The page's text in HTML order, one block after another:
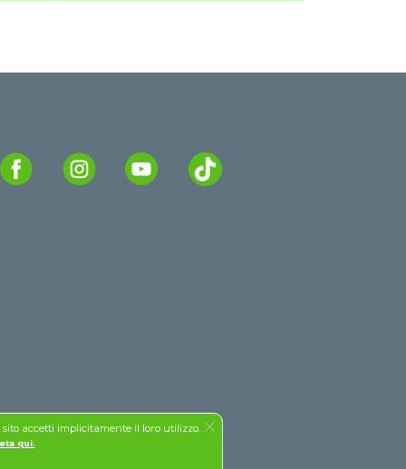
accetti implicitamente il loro utilizzo.
qui.